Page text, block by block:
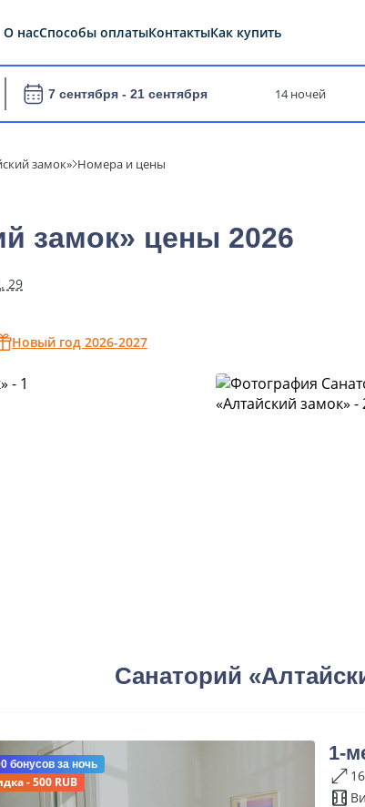
О насСпособы оплатыКонтактыКак купить
7 сентября - 21 сентября 14 ночей
замок» Номера и цены
замок» цены 2026
29
Новый год 2026-2027
Санаторий
бонусов за ночь
- 500 RUB
1-